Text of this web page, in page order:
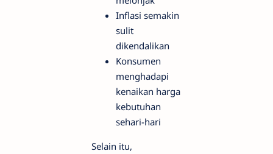
Inflasi semakin
sulit
dikendalikan
Konsumen
menghadapi
kenaikan harga
kebutuhan
sehari-hari
Selain itu,